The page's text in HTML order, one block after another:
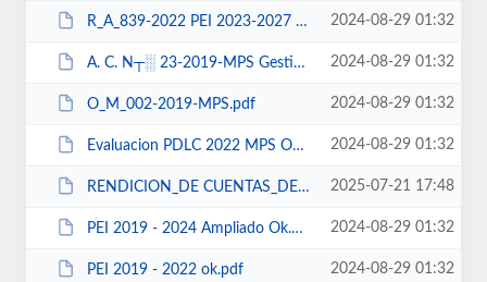
R_A_839-2022 PEI 2023-2027 MPS.pdf 2024-08-29 01:32
A. C. N┬░ 23-2019-MPS Gesti╨▓n Riesgo Desastrea.pdf 2024-08-29 01:32
O_M_002-2019-MPS.pdf 2024-08-29 01:32
Evaluacion PDLC 2022 MPS OK.docx 2024-08-29 01:32
RENDICION_DE CUENTAS_DE_TITULARES_MUNICIPALIDAD PROVINCIAL_DE SECHURA.pdf 2025-07-21 17:48
PEI 2019 - 2024 Ampliado Ok.pdf 2024-08-29 01:32
PEI 2019 - 2022 ok.pdf 2024-08-29 01:32